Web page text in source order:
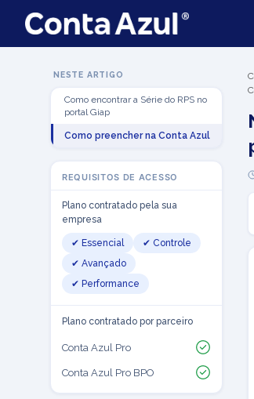
NESTE ARTIGO
Como encontrar a Série do RPS no
portal Giap
Como preencher na Conta Azul
REQUISITOS DE ACESSO
Plano contratado pela sua
empresa
✔ Essencial
✔ Controle
✔ Avançado
✔ Performance
Plano contratado por parceiro
Conta Azul Pro
Conta Azul Pro BPO